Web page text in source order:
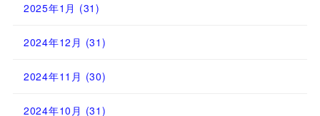
2025年1月 (31)
2024年12月 (31)
2024年11月 (30)
2024年10月 (31)